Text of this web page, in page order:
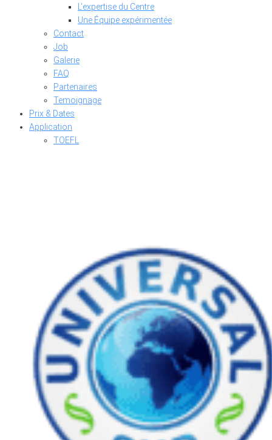
L’expertise du Centre
Une Équipe expérimentée
Contact
Job
Galerie
FAQ
Partenaires
Temoignage
Prix & Dates
Application
TOEFL